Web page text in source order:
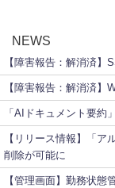
NEWS
【障害報告：解消済】
【障害報告：解消済】
「AIドキュメント要約
【リリース情報】「ア
削除が可能に
【管理画面】勤務状態